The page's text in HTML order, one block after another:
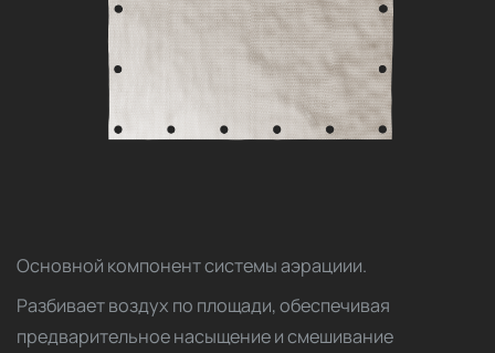
Основной компонент системы аэрациии.
Разбивает воздух по площади, обеспечивая
предварительное насыщение и смешивание